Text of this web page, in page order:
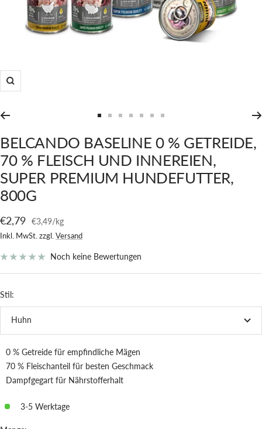
Zoom
Slide
1
gehen
Slide
2
gehen
Slide
3
gehen
Slide
4
gehen
Slide
5
gehen
Slide
6
gehen
Slide
7
gehen
BELCANDO BASELINE 0 % GETREIDE,
70 % FLEISCH UND INNEREIEN,
SUPER PREMIUM HUNDEFUTTER,
800G
Angebotspreis
€2,79 €3,49/kg
Inkl. MwSt. zzgl.Versand
Noch keine Bewertungen
Stil:
Huhn
0 % Getreide für empfindliche Mägen
70 % Fleischanteil für besten Geschmack
Dampfgegart für Nährstofferhalt
3-5 Werktage